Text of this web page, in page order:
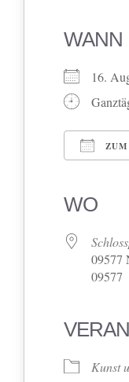
WANN
16.
WO
09577
09577
Kunst